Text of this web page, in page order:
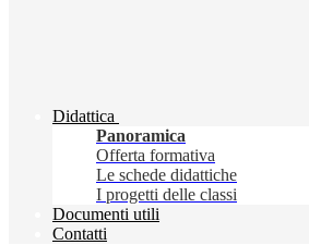
Didattica
Panoramica
Offerta formativa
Le schede didattiche
I progetti delle classi
Documenti utili
Contatti